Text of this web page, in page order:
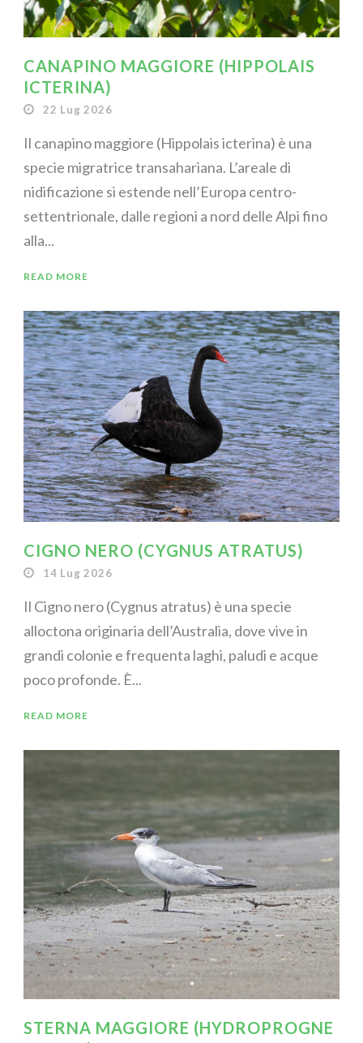
CANAPINO MAGGIORE (HIPPOLAIS
ICTERINA)
22 Lug 2026
Il canapino maggiore (Hippolais icterina) è una
specie migratrice transahariana. L’areale di
nidificazione si estende nell’Europa centro-
settentrionale, dalle regioni a nord delle Alpi fino
alla...
READ MORE
CIGNO NERO (CYGNUS ATRATUS)
14 Lug 2026
Il Cigno nero (Cygnus atratus) è una specie
alloctona originaria dell’Australia, dove vive in
grandi colonie e frequenta laghi, paludi e acque
poco profonde. È...
READ MORE
STERNA MAGGIORE (HYDROPROGNE